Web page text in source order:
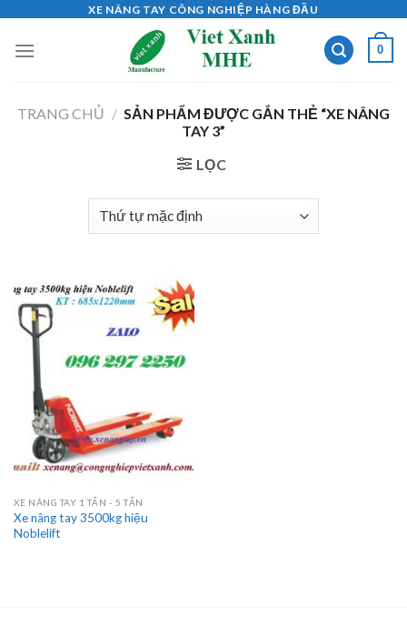
content
XE NÂNG TAY CÔNG NGHIỆP HÀNG ĐẦU
0
TRANG CHỦ / SẢN PHẨM ĐƯỢC GẮN THẺ “XE NÂNG
TAY 3”
LỌC
XE NÂNG TAY 1 TẤN - 5 TẤN
Xe nâng tay 3500kg hiệu
Noblelift